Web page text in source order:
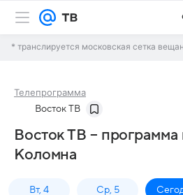
* транслируется московская сетка
Телепрограмма
Восток ТВ
Восток ТВ – программа
Коломна
Вт, 4 Ср, 5